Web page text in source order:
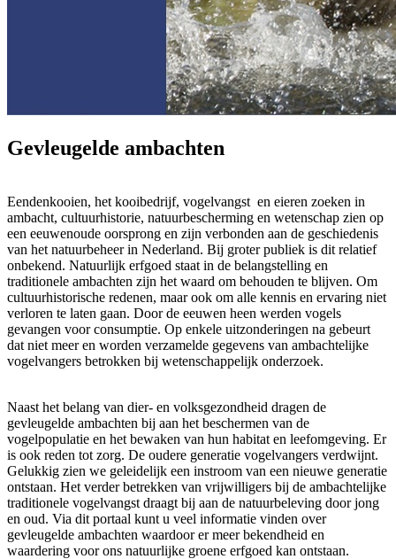
Gevleugelde ambachten
Eendenkooien, het kooibedrijf, vogelvangst en eieren zoeken in
ambacht, cultuurhistorie, natuurbescherming en wetenschap zien op
een eeuwenoude oorsprong en zijn verbonden aan de geschiedenis
van het natuurbeheer in Nederland. Bij groter publiek is dit relatief
onbekend. Natuurlijk erfgoed staat in de belangstelling en
traditionele ambachten zijn het waard om behouden te blijven. Om
cultuurhistorische redenen, maar ook om alle kennis en ervaring niet
verloren te laten gaan. Door de eeuwen heen werden vogels
gevangen voor consumptie. Op enkele uitzonderingen na gebeurt
dat niet meer en worden verzamelde gegevens van ambachtelijke
vogelvangers betrokken bij wetenschappelijk onderzoek.
Naast het belang van dier- en volksgezondheid dragen de
gevleugelde ambachten bij aan het beschermen van de
vogelpopulatie en het bewaken van hun habitat en leefomgeving. Er
is ook reden tot zorg. De oudere generatie vogelvangers verdwijnt.
Gelukkig zien we geleidelijk een instroom van een nieuwe generatie
ontstaan. Het verder betrekken van vrijwilligers bij de ambachtelijke
traditionele vogelvangst draagt bij aan de natuurbeleving door jong
en oud. Via dit portaal kunt u veel informatie vinden over
gevleugelde ambachten waardoor er meer bekendheid en
waardering voor ons natuurlijke groene erfgoed kan ontstaan.